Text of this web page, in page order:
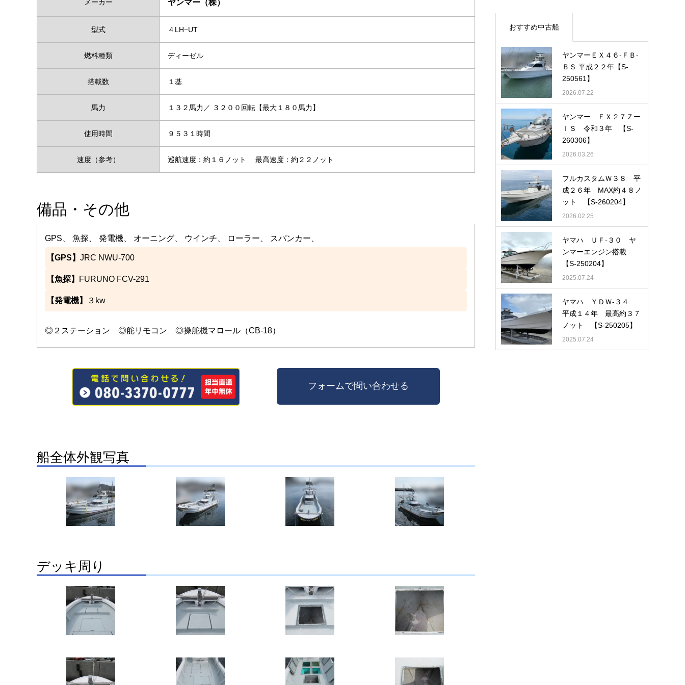
メーカー ヤンマー（株）
型式 ４LH−UT
燃料種類 ディーゼル
搭載数 １基
馬力 １３２馬力／ ３２００回転【最大１８０馬力】
使用時間 ９５３１時間
速度（参考） 巡航速度：約１６ノット 最高速度：約２２ノット
備品・その他
GPS、 魚探、 発電機、 オーニング、 ウインチ、 ローラー、 スパンカー、
【GPS】 JRC NWU-700
【魚探】 FURUNO FCV-291
【発電機】 ３kw
◎２ステーション ◎舵リモコン ◎操舵機マロール（CB-18）
船全体外観写真
デッキ周り
おすすめ中古船
ヤンマーＥＸ４６-ＦＢ-
ＢＳ 平成２２年【S-
250561】
2026.07.22
ヤンマー ＦＸ２７Ｚー
ＩＳ 令和３年 【S-
260306】
2026.03.26
フルカスタムＷ３８ 平
成２６年 MAX約４８ノ
ット 【S-260204】
2026.02.25
ヤマハ ＵＦ-３０ ヤ
ンマーエンジン搭載
【S-250204】
2025.07.24
ヤマハ ＹＤＷ-３４
平成１４年 最高約３７
ノット 【S-250205】
2025.07.24